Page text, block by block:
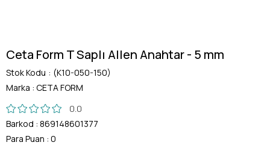
Ceta Form T Saplı Allen Anahtar - 5 mm
Stok Kodu
(K10-050-150)
Marka : CETA FORM
0.0
Barkod : 869148601377
Para Puan : 0